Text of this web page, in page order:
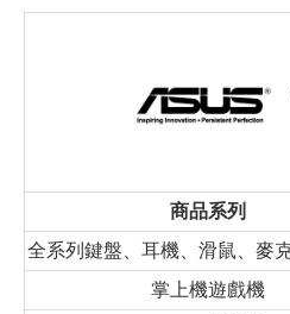
商品系列
全系列鍵盤、耳機、滑鼠、麥
掌上機遊戲機